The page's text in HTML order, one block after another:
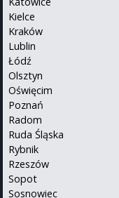
Kielce
Kraków
Lublin
Łódź
Olsztyn
Oświęcim
Poznań
Radom
Ruda Śląska
Rybnik
Rzeszów
Sopot
Sosnowiec